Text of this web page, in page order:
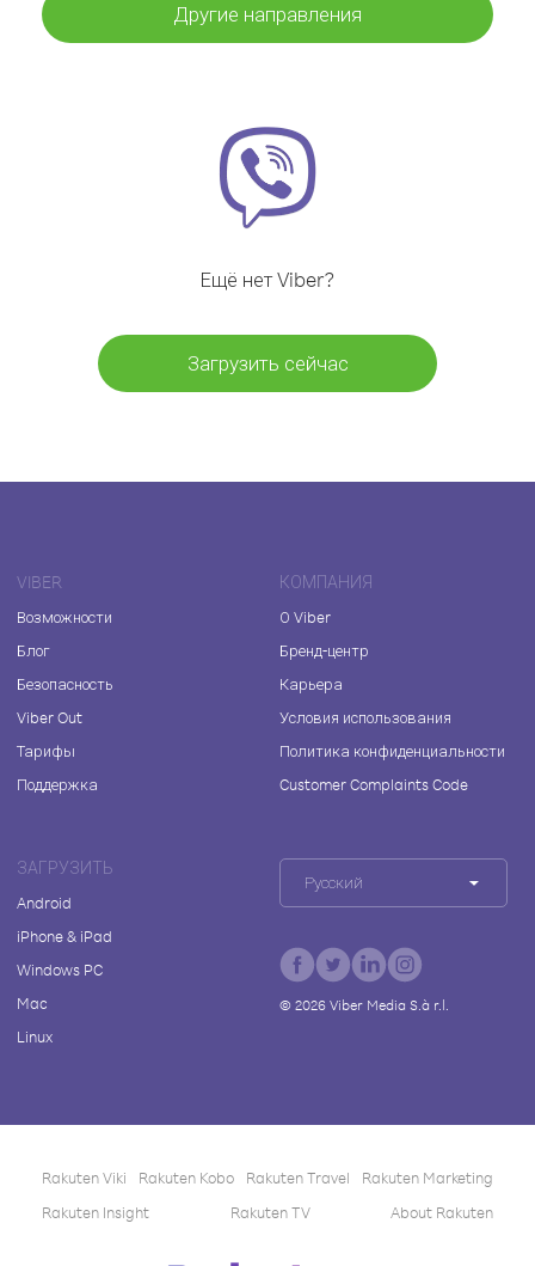
Другие направления
Ещё нет Viber?
Загрузить сейчас
VIBER
Возможности
Блог
Безопасность
Viber Out
Тарифы
Поддержка
КОМПАНИЯ
О Viber
Бренд-центр
Карьера
Условия использования
Политика конфиденциальности
Customer Complaints Code
ЗАГРУЗИТЬ
Android
iPhone & iPad
Windows PC
Mac
Linux
Русский
© 2026Viber Media S.à r.l.
Rakuten Viki Rakuten Kobo Rakuten Travel
Rakuten Marketing
Rakuten Insight
Rakuten TV About Rakuten